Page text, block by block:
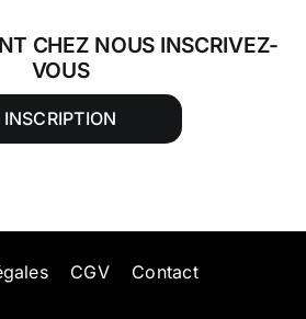
CHEZ NOUS INSCRIVEZ-
VOUS
INSCRIPTION
CGV Contact